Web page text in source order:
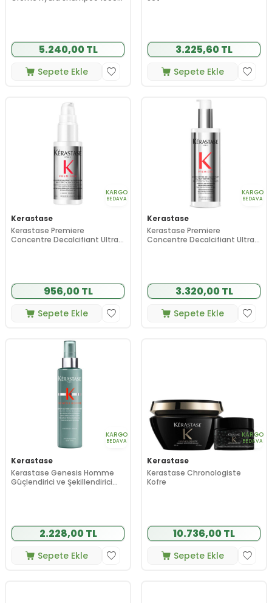
5.240,00 TL
Sepete Ekle
3.225,60 TL
Sepete Ekle
KARGO
BEDAVA
Kerastase
Kerastase Premiere
Concentre Decalcifiant Ultra-
956,00 TL
Sepete Ekle
KARGO
BEDAVA
Kerastase
Kerastase Premiere
Concentre Decalcifiant Ultra-
3.320,00 TL
Sepete Ekle
KARGO
BEDAVA
Kerastase
Kerastase Genesis Homme
Güçlendirici ve Şekillendirici
2.228,00 TL
Sepete Ekle
KARGO
BEDAVA
Kerastase
Kerastase Chronologiste
Kofre
10.736,00 TL
Sepete Ekle